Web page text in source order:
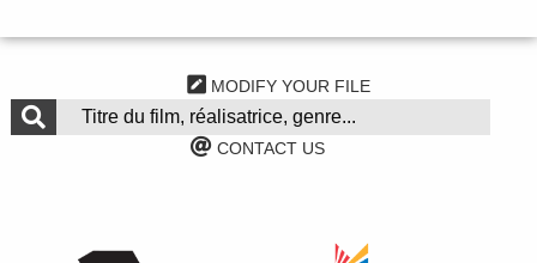
MODIFY YOUR FILE
CONTACT US